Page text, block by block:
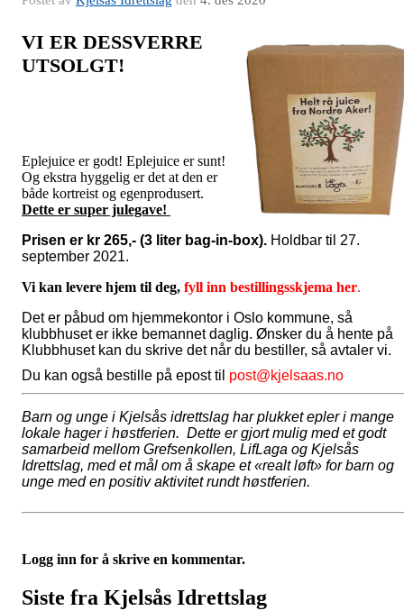
VI ER DESSVERRE
UTSOLGT!
Eplejuice er godt! Eplejuice er sunt!
Og ekstra hyggelig er det at den er
både kortreist og egenprodusert.
Dette er super julegave!
Prisen er kr 265,- (3 liter bag-in-box). Holdbar til 27.
september 2021.
Vi kan levere hjem til deg, fyll inn bestillingsskjema her.
Det er påbud om hjemmekontor i Oslo kommune, så
klubbhuset er ikke bemannet daglig. Ønsker du å hente på
Klubbhuset kan du skrive det når du bestiller, så avtaler vi.
Du kan også bestille på epost til post@kjelsaas.no
Barn og unge i Kjelsås idrettslag har plukket epler i mange
lokale hager i høstferien. Dette er gjort mulig med et godt
samarbeid mellom Grefsenkollen, LifLaga og Kjelsås
Idrettslag, med et mål om å skape et «realt løft» for barn og
unge med en positiv aktivitet rundt høstferien.
Logg inn for å skrive en kommentar.
Siste fra Kjelsås Idrettslag